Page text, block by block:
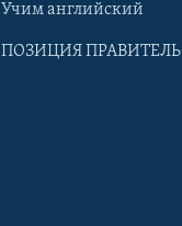
Учим английский
ПОЗИЦИЯ